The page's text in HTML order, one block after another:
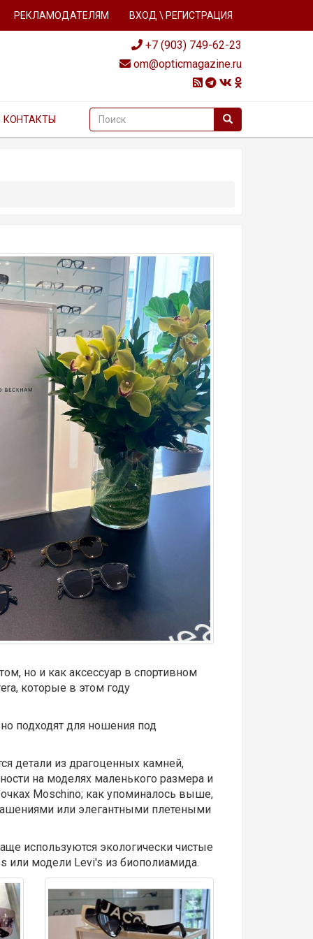
РЕКЛАМОДАТЕЛЯМ ВХОД \ РЕГИСТРАЦИЯ
+7 (903) 749-62-23
om@opticmagazine.ru
КОНТАКТЫ
но и как аксессуар в спортивном
которые в этом году
подходят для ношения под
детали из драгоценных камней,
на моделях маленького размера и
очках Moschino; как упоминалось выше,
или элегантными плетеными
используются экологически чистые
или модели Levi's из биополиамида.